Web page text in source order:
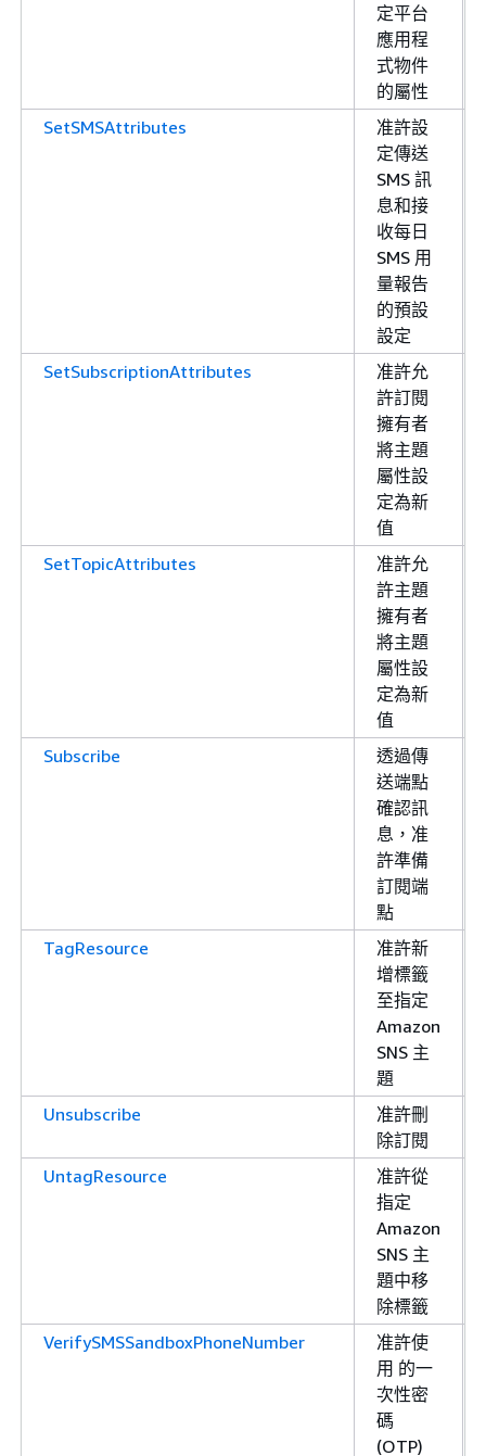
定平台
應用程
式物件
的屬性
SetSMSAttributes
准許設
定傳送
SMS 訊
息和接
收每日
SMS 用
量報告
的預設
設定
SetSubscriptionAttributes
准許允
許訂閱
擁有者
將主題
屬性設
定為新
值
SetTopicAttributes
准許允
許主題
擁有者
將主題
屬性設
定為新
值
Subscribe
透過傳
送端點
確認訊
息，准
許準備
訂閱端
點
TagResource
准許新
增標籤
至指定
Amazon
SNS 主
題
Unsubscribe
准許刪
除訂閱
UntagResource
准許從
指定
Amazon
SNS 主
題中移
除標籤
VerifySMSSandboxPhoneNumber
准許使
用 的一
次性密
碼
(OTP)